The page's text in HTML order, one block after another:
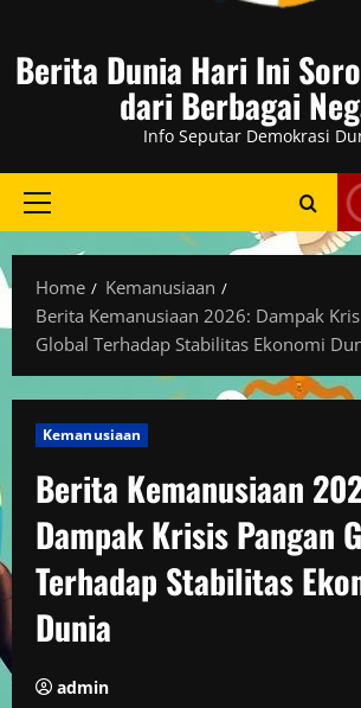
Berita Dunia Hari Ini
dari Berbagai
Info Seputar Demokrasi
Primary
Home
Kemanusiaan
Berita Kemanusiaan 2026: Dampak
Global Terhadap Stabilitas Ekonomi
Kemanusiaan
Berita Kemanusiaan
Dampak Krisis Pangan
Terhadap Stabilitas
Dunia
admin